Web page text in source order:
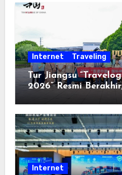
Internet Traveling
Tur Jiangsu
2026” Resmi
Keterbukaan, dan
Berorientasi pada
Internet